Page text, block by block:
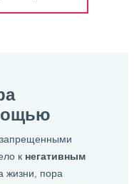
запрещенными
к негативным
жизни, пора